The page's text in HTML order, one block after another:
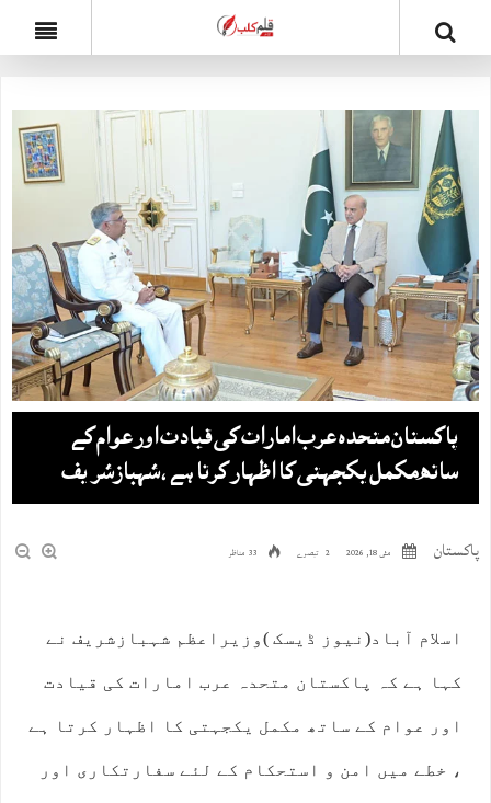
پاکستان متحدہ عرب امارات کی قیادت اور عوام کے
ساتھ مکمل یکجہتی کا اظہار کرتا ہے ، شہبازشریف
پاکستان مئی 18, 2026 2 تبصرے 33 مناظر
اسلام آباد(نیوز ڈیسک )وزیراعظم شہبازشریف نے
کہا ہے کہ پاکستان متحدہ عرب امارات کی قیادت
اور عوام کے ساتھ مکمل یکجہتی کا اظہار کرتا ہے
، خطے میں امن و استحکام کے لئے سفارتکاری اور